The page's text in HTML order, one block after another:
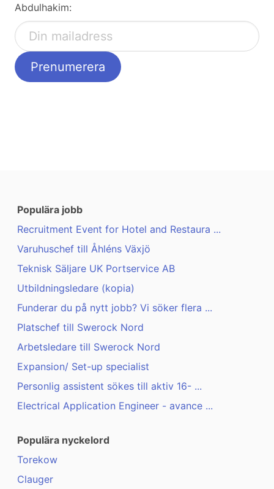
Abdulhakim:
Populära jobb
Recruitment Event for Hotel and Restaura ...
Varuhuschef till Åhléns Växjö
Teknisk Säljare UK Portservice AB
Utbildningsledare (kopia)
Funderar du på nytt jobb? Vi söker flera ...
Platschef till Swerock Nord
Arbetsledare till Swerock Nord
Expansion/ Set-up specialist
Personlig assistent sökes till aktiv 16- ...
Electrical Application Engineer - avance ...
Populära nyckelord
Torekow
Clauger